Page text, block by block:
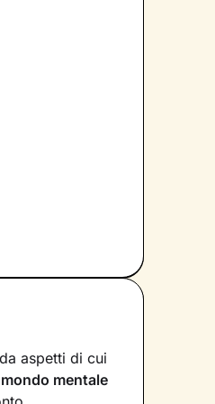
aspetti di cui
mondo mentale